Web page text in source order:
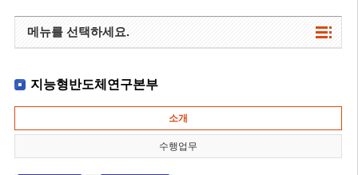
메뉴를 선택하세요.
지능형반도체연구본부
소개
수행업무